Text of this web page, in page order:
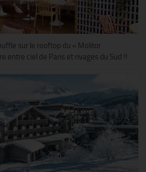
sur le rooftop du « Molitor
entre ciel de Paris et rivages du Sud !!